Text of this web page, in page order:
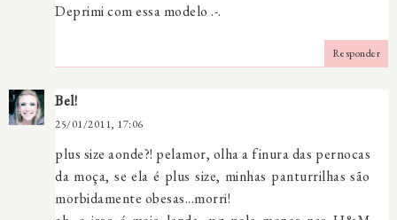
Deprimi com essa modelo .-.
Responder
Bel!
25/01/2011, 17:06
plus size aonde?! pelamor, olha a finura das pernocas
da moça, se ela é plus size, minhas panturrilhas são
morbidamente obesas...morri!